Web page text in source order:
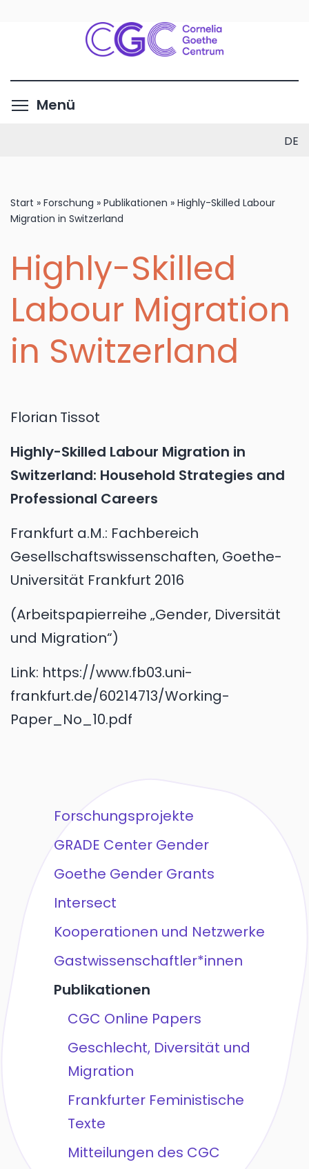
Inhalt
Menü
DE
Start » Forschung » Publikationen » Highly-Skilled Labour
Migration in Switzerland
Highly-Skilled
Labour Migration
in Switzerland
Florian Tissot
Highly-Skilled Labour Migration in
Switzerland: Household Strategies and
Professional Careers
Frankfurt a.M.: Fachbereich
Gesellschaftswissenschaften, Goethe-
Universität Frankfurt 2016
Arbeitspapierreihe „Gender, Diversität
und Migration“
Link: https://www.fb03.uni-
frankfurt.de/60214713/Working-
Paper_No_10.pdf
Forschungsprojekte
GRADE Center Gender
Goethe Gender Grants
Intersect
Kooperationen und Netzwerke
Gastwissenschaftler*innen
Publikationen
CGC Online Papers
Geschlecht, Diversität und
Migration
Frankfurter Feministische
Texte
Mitteilungen des CGC